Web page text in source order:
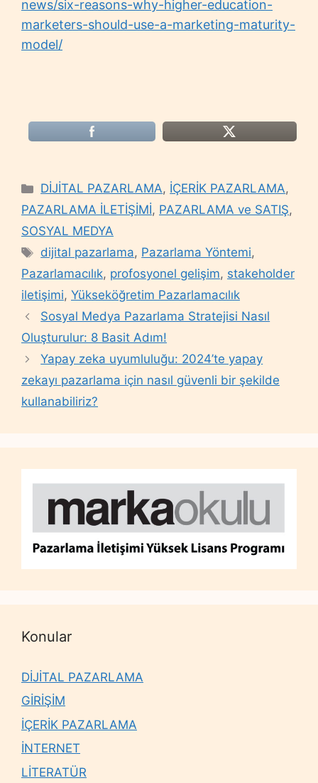
news/six-reasons-why-higher-education-
marketers-should-use-a-marketing-maturity-
model/
Categories
DİJİTAL PAZARLAMA, İÇERİK PAZARLAMA,
PAZARLAMA İLETİŞİMİ, PAZARLAMA ve SATIŞ,
SOSYAL MEDYA
Tags
dijital pazarlama, Pazarlama Yöntemi,
Pazarlamacılık, profosyonel gelişim, stakeholder
iletişimi, Yükseköğretim Pazarlamacılık
Sosyal Medya Pazarlama Stratejisi Nasıl
Oluşturulur: 8 Basit Adım!
Yapay zeka uyumluluğu: 2024’te yapay
zekayı pazarlama için nasıl güvenli bir şekilde
kullanabiliriz?
Konular
DİJİTAL PAZARLAMA
GİRİŞİM
İÇERİK PAZARLAMA
İNTERNET
LİTERATÜR